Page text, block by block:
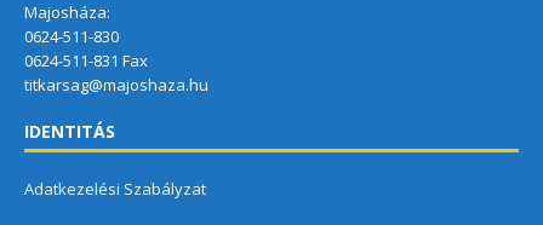
Majosháza:
0624-511-830
0624-511-831 Fax
titkarsag@majoshaza.hu
IDENTITÁS
Adatkezelési Szabályzat